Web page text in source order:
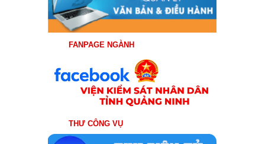
FANPAGE NGÀNH
THƯ CÔNG VỤ